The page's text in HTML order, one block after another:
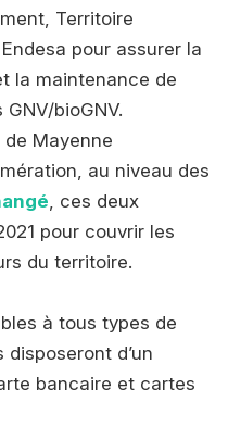
Territoire
pour assurer la
la maintenance de
bioGNV.
Mayenne
au niveau des
, ces deux
pour couvrir les
du territoire.
à tous types de
d’un
bancaire et cartes